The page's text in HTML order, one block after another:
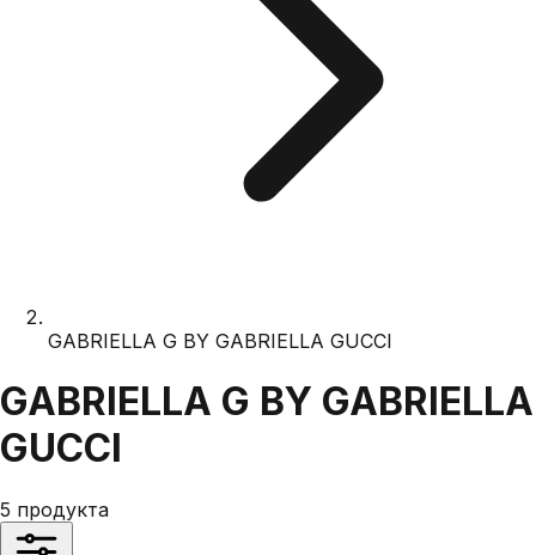
GABRIELLA G BY GABRIELLA GUCCI
GABRIELLA G BY GABRIELLA
GUCCI
5 продукта